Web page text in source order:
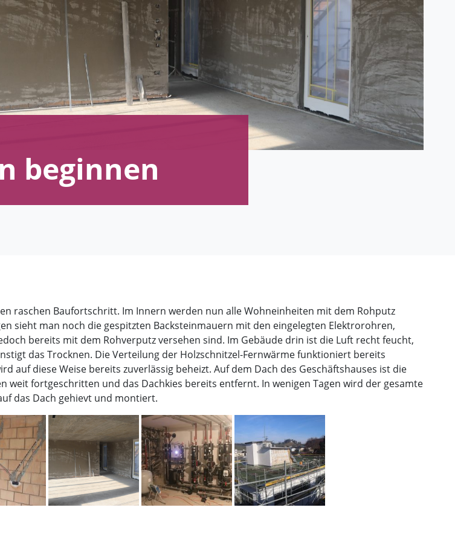
beginnen
raschen Baufortschritt. Im Innern werden nun alle Wohneinheiten mit dem Rohputz
sieht man noch die gespitzten Backsteinmauern mit den eingelegten Elektrorohren,
bereits mit dem Rohverputz versehen sind. Im Gebäude drin ist die Luft recht feucht,
das Trocknen. Die Verteilung der Holzschnitzel-Fernwärme funktioniert bereits
auf diese Weise bereits zuverlässig beheizt. Auf dem Dach des Geschäftshauses ist die
weit fortgeschritten und das Dachkies bereits entfernt. In wenigen Tagen wird der gesamte
das Dach gehievt und montiert.